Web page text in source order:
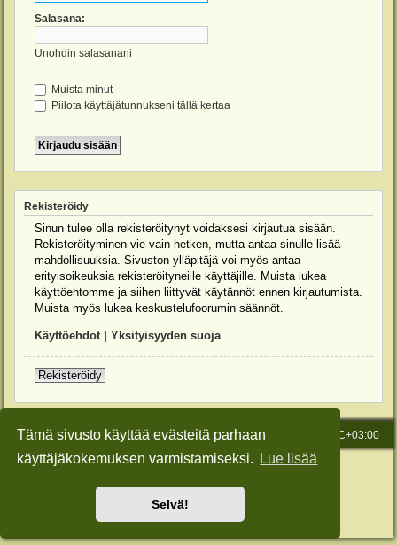
Tämä sivusto käyttää evästeitä parhaan
käyttäjäkokemuksen varmistamiseksi.
Lue lisää
Selvä!
Salasana:
Unohdin salasanani
Muista minut
Piilota käyttäjätunnukseni tällä kertaa
Rekisteröidy
Sinun tulee olla rekisteröitynyt voidaksesi kirjautua sisään.
Rekisteröityminen vie vain hetken, mutta antaa sinulle lisää
mahdollisuuksia. Sivuston ylläpitäjä voi myös antaa
erityisoikeuksia rekisteröityneille käyttäjille. Muista lukea
käyttöehtomme ja siihen liittyvät käytännöt ennen kirjautumista.
Muista myös lukea keskustelufoorumin säännöt.
Käyttöehdot| Yksityisyyden suoja
Rekisteröidy
Etusivu Kaikki ajat ovat UTC+03:00
Viesti Ylläpidolle
Keskustelufoorumin ohjelmistophpBB® Forum Software © phpBB Limited